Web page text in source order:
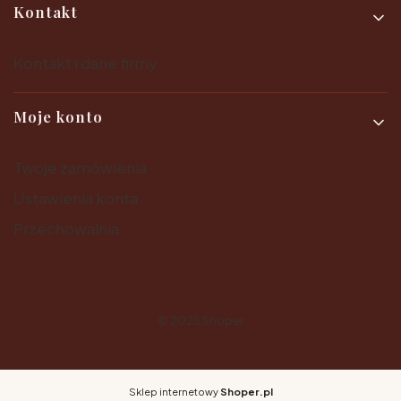
Kontakt
Moje konto
Sklep internetowy Shoper.pl